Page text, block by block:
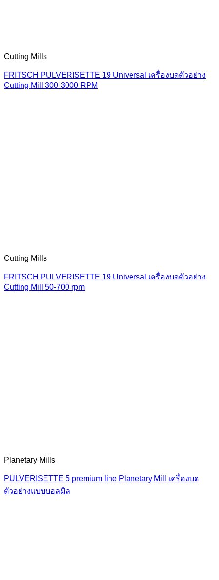
Cutting Mills
FRITSCH PULVERISETTE 19 Universal เครื่องบดตัวอย่าง
Cutting Mill 300-3000 RPM
Cutting Mills
FRITSCH PULVERISETTE 19 Universal เครื่องบดตัวอย่าง
Cutting Mill 50-700 rpm
Planetary Mills
PULVERISETTE 5 premium line Planetary Mill เครื่องบด
ตัวอย่างแบบบอลมิล